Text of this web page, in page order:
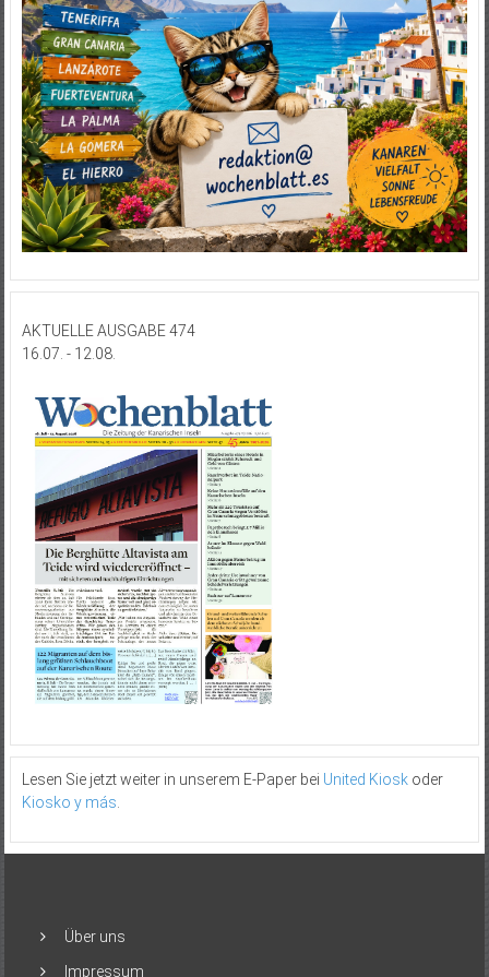
AKTUELLE AUSGABE 474
16.07. - 12.08.
Lesen Sie jetzt weiter in unserem E-Paper bei United Kioskoder
Kiosko y más.
Über uns
Impressum